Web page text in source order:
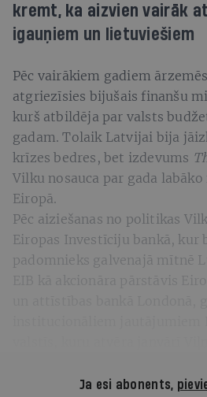
kremt, ka aizvien vairāk
igauņiem un lietuviešiem
Pēc vairākiem gadiem
atgriezīsies bijušais finanšu
kurš atbildēja par valsts
gadam. Tolaik Latvijai bija
krīzes bedres, bet izdevums
Vilku nosauca par gada
Eiropā.
Pēc aiziešanas no politikas
Eiropas Investīciju bankā, kur
padomnieks galvenajā mītnē
Ja esi abonents,